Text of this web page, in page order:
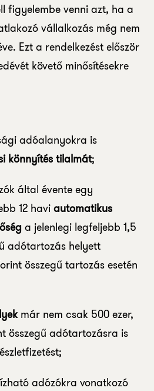
figyelembe venni azt, ha a
vállalkozás még nem
Ezt a rendelkezést először
követő minősítésekre
adóalanyokra is
könnyítés tilalmát;
által évente egy
12 haviautomatikus
a jelenlegi legfeljebb 1,5
adótartozás helyett
összegű tartozás esetén
már nem csak 500 ezer,
összegű adótartozásra is
adózókra vonatkozó